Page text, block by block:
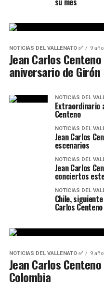
NOTICIAS DEL VALLENATO ✅ 9
Jean Carlos
aniversario de Girón
NOTICIAS DEL
Extraordinario
Centeno
NOTICIAS DEL
Jean Carlos
escenarios
NOTICIAS DEL
Jean Carlos
conciertos
NOTICIAS DEL
Chile,
Carlos Centeno
NOTICIAS DEL VALLENATO ✅ 9
Jean Carlos
Colombia